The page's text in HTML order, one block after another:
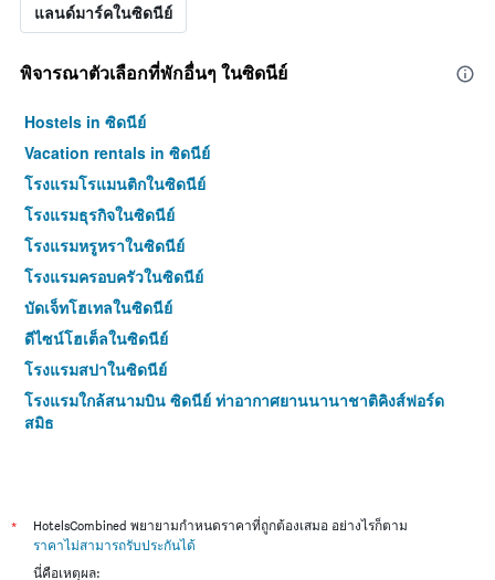
แลนด์มาร์คในซิดนีย์
พิจารณาตัวเลือกที่พักอื่นๆ ในซิดนีย์
Hostels in ซิดนีย์
Vacation rentals in ซิดนีย์
โรงแรมโรแมนติกในซิดนีย์
โรงแรมธุรกิจในซิดนีย์
โรงแรมหรูหราในซิดนีย์
โรงแรมครอบครัวในซิดนีย์
บัดเจ็ทโฮเทลในซิดนีย์
ดีไซน์โฮเต็ลในซิดนีย์
โรงแรมสปาในซิดนีย์
โรงแรมใกล้สนามบิน ซิดนีย์ ท่าอากาศยานนานาชาติคิงส์ฟอร์ด
สมิธ
*
HotelsCombined พยายามกำหนดราคาที่ถูกต้องเสมอ อย่างไรก็ตาม
ราคาไม่สามารถรับประกันได้
นี่คือเหตุผล: